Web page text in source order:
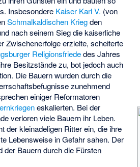
Insbesondere Kaiser Karl V. (von
Schmalkaldischen Kriegden
nach seinem Sieg die kaiserliche
Zwischenerfolge erzielte, scheiterte
Religionsfriededes Jahres
Besitzstände zu, bot jedoch auch
Die Bauern wurden durch die
zunehmend
einiger Reformatoren
eskalierten. Bei der
verloren viele Bauern ihr Leben.
der kleinadeligen Ritter ein, die ihre
Lebensweise in Gefahr sahen. Der
der Bauern durch die Fürsten